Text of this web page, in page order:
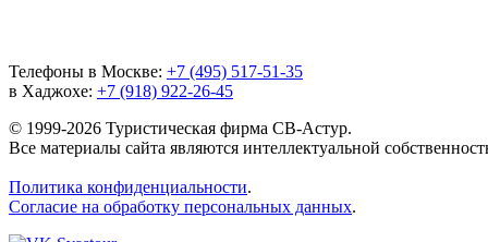
Телефоны в Москве: +7 (495) 517-51-35
в Хаджохе: +7 (918) 922-26-45
© 1999-2026 Туристическая фирма СВ-Астур.
Все материалы сайта являются интеллектуальной
Политика конфиденциальности.
Согласие на обработку персональных данных.